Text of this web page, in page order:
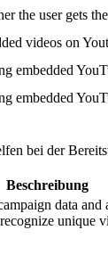
the user gets
videos on
embedded
embedded
bei der
Beschreibung
data
unique